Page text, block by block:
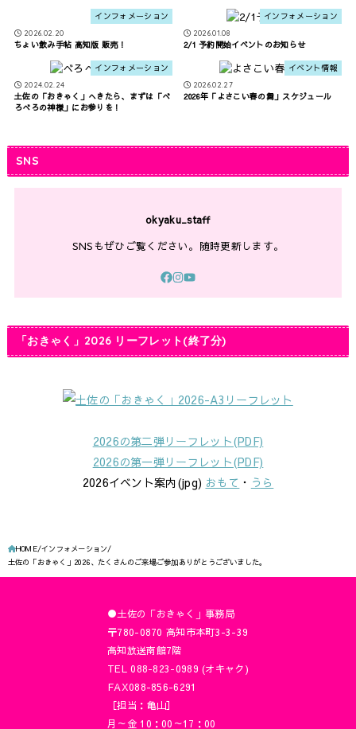
インフォメーション
2026.02.20
ちょい飲み手帖 高知版 販売！
インフォメーション
2026.01.08
2/1 予約開始イベントのお知らせ
インフォメーション
2024.02.24
土佐の「おきゃく」へきたら、まずは「べ
ろべろの神様」にお参りを！
イベント情報
2026.02.27
2026年「よさこい春の舞」スケジュール
SNS
okyaku_staff
SNSもぜひご覧ください。随時更新します。
「おきゃく」2026 リーフレット(終了分)
2026の第二弾リーフレット(PDF)
2026の第一弾リーフレット(PDF)
2026イベント案内(jpg) おもて ・ うら
HOME インフォメーション
土佐の「おきゃく」2026、たくさんのご来場ご参加ありがとうございました。
●土佐の「おきゃく」事務局
〒780-0870 高知市本町3-3-39
高知放送南館7階
TEL 088-823-0989 (オキャク)
FAX088-856-6291
［担当：亀山］
月～金 10：00～17：00